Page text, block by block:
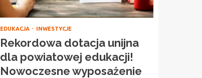
EDUKACJA INWESTYCJE
Rekordowa dotacja unijna
dla powiatowej edukacji!
Nowoczesne wyposażenie